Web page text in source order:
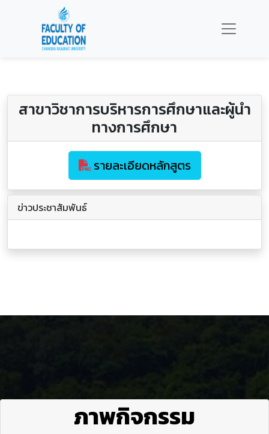
สาขาวิชาการบริหารการศึกษาและผู้นำ
ทางการศึกษา
รายละเอียดหลักสูตร
ข่าวประชาสัมพันธ์
ภาพกิจกรรม